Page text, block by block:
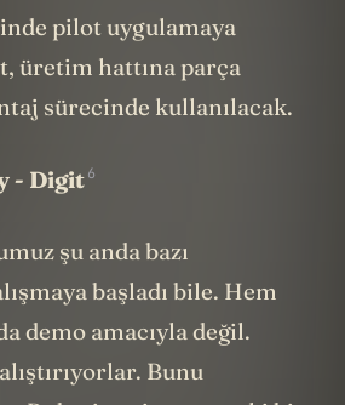
Mercedes-Benz'in
pilot uygulamaya
üretim hattına parça
şu anda bazı
başladı bile. Hem
demo amacıyla değil.